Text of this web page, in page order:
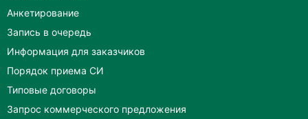
Анкетирование
Запись в очередь
Информация для заказчиков
Порядок приема СИ
Типовые договоры
Запрос коммерческого предложения